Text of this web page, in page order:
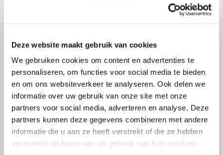
Deze website maakt gebruik van cookies
We gebruiken cookies om content en advertenties te
personaliseren, om functies voor social media te bieden
en om ons websiteverkeer te analyseren. Ook delen we
informatie over uw gebruik van onze site met onze
partners voor social media, adverteren en analyse. Deze
partners kunnen deze gegevens combineren met andere
informatie die u aan ze heeft verstrekt of die ze hebben
verzameld op basis van uw gebruik van hun services.
Adoptie 06-08-2026
Jip
Zutphen